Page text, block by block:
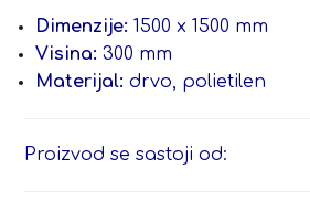
Dimenzije: 1500 x 1500 mm
Visina: 300 mm
Materijal: drvo, polietilen
Proizvod se sastoji od: